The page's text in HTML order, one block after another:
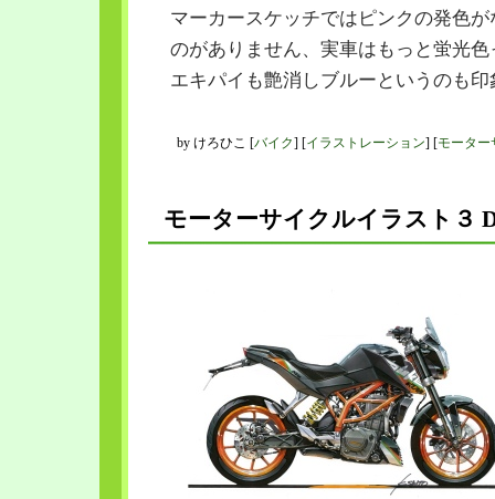
マーカースケッチではピンクの発色
のがありません、実車はもっと蛍光
エキパイも艶消しブルーというのも
by けろひこ [バイク] [イラストレーション] [モーター
モーターサイクルイラスト３